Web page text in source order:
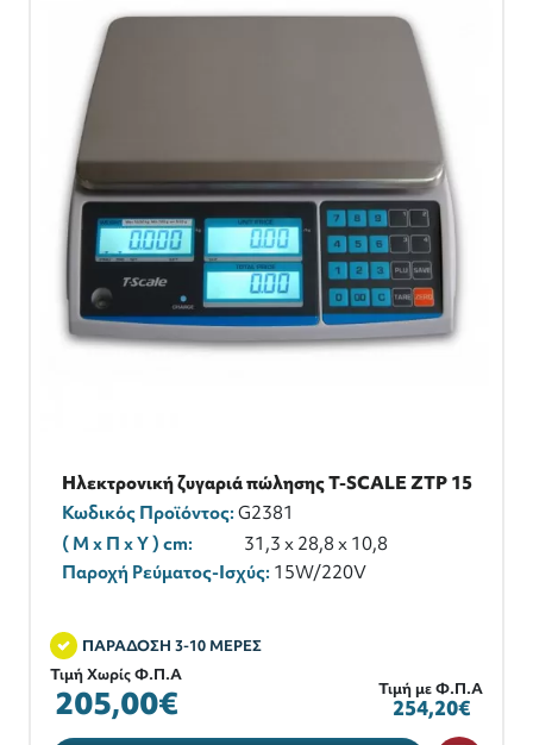
Ηλεκτρονική ζυγαριά πώλησης T-SCALE ZTP 15
Κωδικός Προϊόντος:G2381
( M x Π x Y ) cm:
31,3 x 28,8 x 10,8
Παροχή Ρεύματος-Ισχύς: 15W/220V
ΠΑΡΑΔΟΣΗ 3-10 ΜΕΡΕΣ
Τιμή Χωρίς Φ.Π.Α
205,00€ Τιμή με Φ.Π.Α
254,20€